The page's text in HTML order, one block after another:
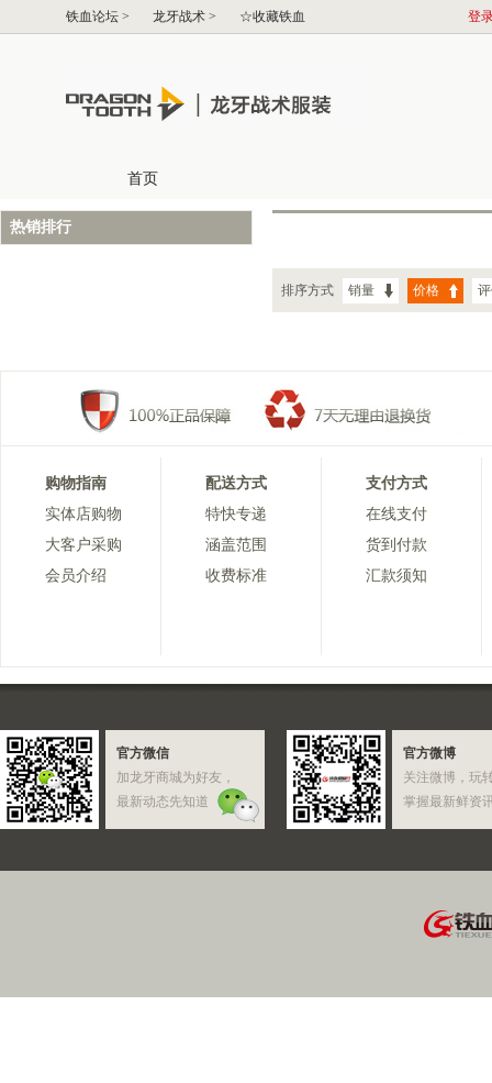
排序方式 销量 价格
热销排行
购物指南
实体店购物
大客户采购
会员介绍
配送方式
特快专递
涵盖范围
收费标准
支付方式
在线支付
货到付款
汇款须知
官方微信
加龙牙商城为好友，
最新动态先知道
官方微博
关注微博，玩
掌握最新鲜资